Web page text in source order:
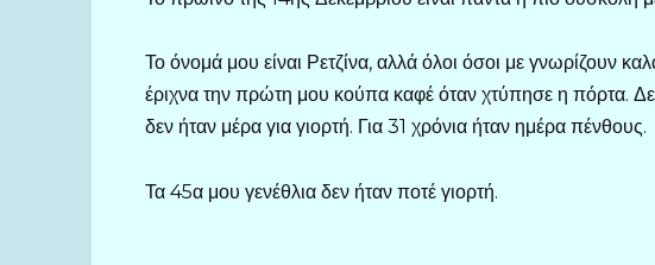
Το όνομά μου είναι Ρετζίνα, αλλά όλοι όσοι με γνωρίζουν
έριχνα την πρώτη μου κούπα καφέ όταν χτύπησε η πόρτα.
δεν ήταν μέρα για γιορτή. Για 31 χρόνια ήταν ημέρα πένθους.
Τα 45α μου γενέθλια δεν ήταν ποτέ γιορτή.